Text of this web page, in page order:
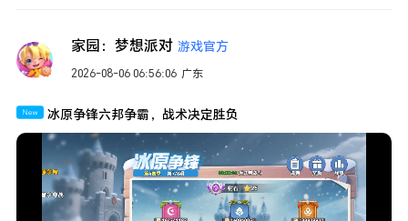
家园：梦想派对 游戏官方
2026-08-06 06:56:06 广东
冰原争锋六邦争霸，战术决定胜负